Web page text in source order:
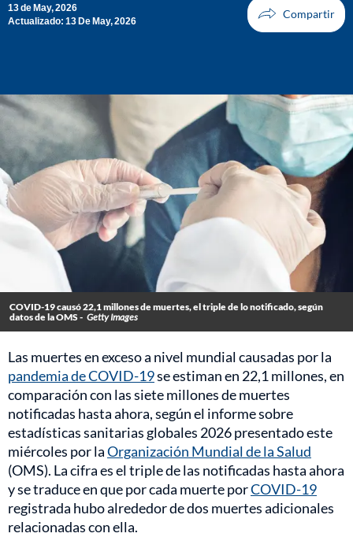
13 de May, 2026
Actualizado: 13 De May, 2026
COVID-19 causó 22,1 millones de muertes, el triple de lo notificado, según
datos de la OMS - Getty Images
Las muertes en exceso a nivel mundial causadas por la
pandemia de COVID-19se estiman en 22,1 millones, en
comparación con las siete millones de muertes
notificadas hasta ahora, según el informe sobre
estadísticas sanitarias globales 2026 presentado este
miércoles por laOrganización Mundial de la Salud
(OMS). La cifra es el triple de las notificadas hasta ahora
y se traduce en que por cada muerte porCOVID-19
registrada hubo alrededor de dos muertes adicionales
relacionadas con ella.